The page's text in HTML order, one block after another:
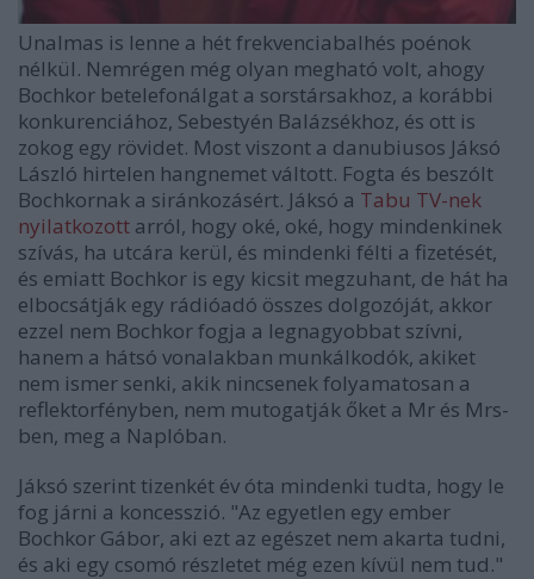
Unalmas is lenne a hét frekvenciabalhés poénok
nélkül. Nemrégen még olyan megható volt, ahogy
Bochkor betelefonálgat a sorstársakhoz, a korábbi
konkurenciához, Sebestyén Balázsékhoz, és ott is
zokog egy rövidet. Most viszont a danubiusos Jáksó
László hirtelen hangnemet váltott. Fogta és beszólt
Bochkornak a siránkozásért. Jáksó a Tabu TV-nek
nyilatkozott arról, hogy oké, oké, hogy mindenkinek
szívás, ha utcára kerül, és mindenki félti a fizetését,
és emiatt Bochkor is egy kicsit megzuhant, de hát ha
elbocsátják egy rádióadó összes dolgozóját, akkor
ezzel nem Bochkor fogja a legnagyobbat szívni,
hanem a hátsó vonalakban munkálkodók, akiket
nem ismer senki, akik nincsenek folyamatosan a
reflektorfényben, nem mutogatják őket a Mr és Mrs-
ben, meg a Naplóban.
Jáksó szerint tizenkét év óta mindenki tudta, hogy le
fog járni a koncesszió. "Az egyetlen egy ember
Bochkor Gábor, aki ezt az egészet nem akarta tudni,
és aki egy csomó részletet még ezen kívül nem tud."